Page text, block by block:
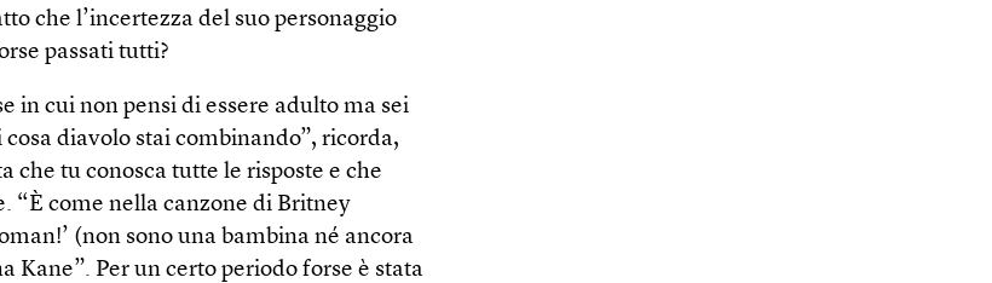
che l’incertezza del suo personaggio
passati tutti?
in cui non pensi di essere adulto ma sei
diavolo stai combinando”, ricorda,
che tu conosca tutte le risposte e che
“È come nella canzone di Britney
(non sono una bambina né ancora
Kane”. Per un certo periodo forse è stata